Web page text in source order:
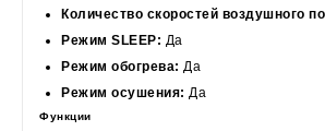
Количество скоростей воздушного
Режим SLEEP: Да
Режим обогрева: Да
Режим осушения: Да
Функции